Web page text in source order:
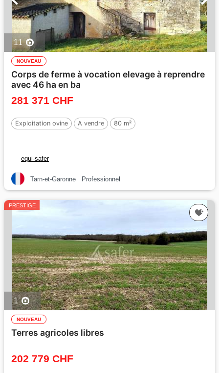
11
NOUVEAU
Corps de ferme à vocation elevage à reprendre
avec 46 ha en ba
281 371 CHF
Exploitation ovine A vendre 80 m²
equi-safer
Tarn-et-Garonne Professionnel
PRESTIGE
1
NOUVEAU
Terres agricoles libres
202 779 CHF